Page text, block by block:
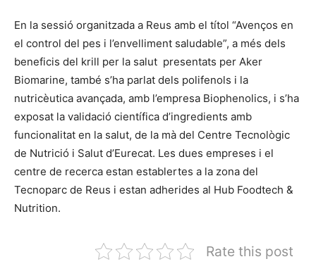
En la sessió organitzada a Reus amb el títol “Avenços en
el control del pes i l’envelliment saludable”, a més dels
beneficis del krill per la salut presentats per Aker
Biomarine, també s’ha parlat dels polifenols i la
nutricèutica avançada, amb l’empresa Biophenolics, i s’ha
exposat la validació científica d’ingredients amb
funcionalitat en la salut, de la mà del Centre Tecnològic
de Nutrició i Salut d’Eurecat. Les dues empreses i el
centre de recerca estan establertes a la zona del
Tecnoparc de Reus i estan adherides al Hub Foodtech &
Nutrition.
Rate this post